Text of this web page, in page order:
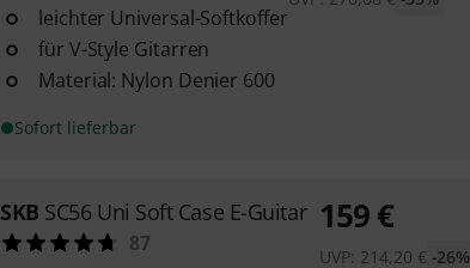
leichter Universal-Softkoffer
für V-Style Gitarren
Material: Nylon Denier 600
Sofort lieferbar
SKB SC56 Uni Soft Case E-Guitar
87
159€
UVP: 214,20 € -26%